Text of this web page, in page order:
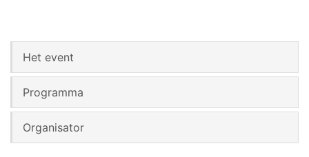
Het event
Programma
Organisator